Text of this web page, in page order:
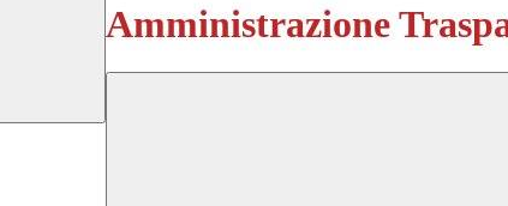
Amministrazione